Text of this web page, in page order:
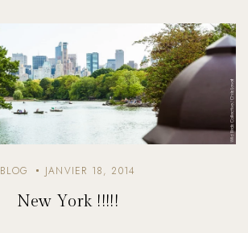
BLOG JANVIER 18, 2014
New York !!!!!